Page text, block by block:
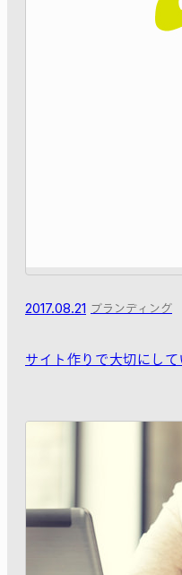
2017.08.21 ブランディング
サイト作りで大切にし